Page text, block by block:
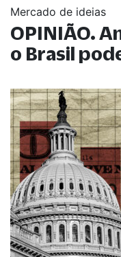
Mercado de ideias
OPINIÃO.
o Brasil